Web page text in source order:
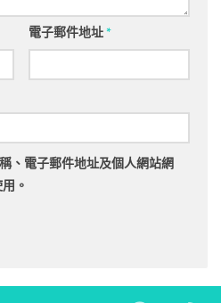
電子郵件地址*
、電子郵件地址及個人網站網
。